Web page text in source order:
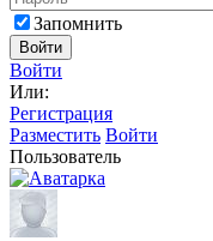
Запомнить
Войти
Войти
Или:
Регистрация
Разместить Войти
Пользователь